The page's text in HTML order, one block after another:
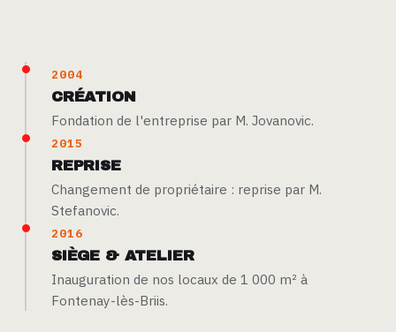
2004
CRÉATION
Fondation de l'entreprise par M. Jovanovic.
2015
REPRISE
Changement de propriétaire : reprise par M.
Stefanovic.
2016
SIÈGE & ATELIER
Inauguration de nos locaux de 1 000 m² à
Fontenay-lès-Briis.